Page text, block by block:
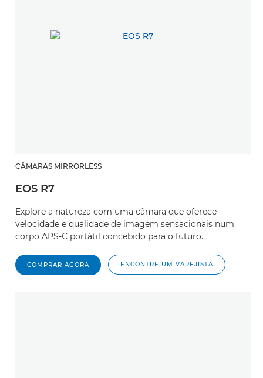
CÂMARAS MIRRORLESS
EOS R7
Explore a natureza com uma câmara que oferece
velocidade e qualidade de imagem sensacionais num
corpo APS-C portátil concebido para o futuro.
COMPRAR AGORA ENCONTRE UM VAREJISTA